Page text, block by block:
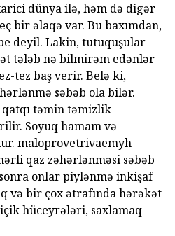
dünya ilə, həm də digər
bir əlaqə var. Bu baxımdan,
deyil. Lakin, tutuquşular
tələb nə bilmirəm edənlər
tez baş verir. Belə ki,
səbəb ola bilər.
təmin təmizlik
Soyuq hamam və
maloprovetrivaemyh
qaz zəhərlənməsi səbəb
onlar piylənmə inkişaf
və bir çox ətrafında hərəkət
hüceyrələri, saxlamaq